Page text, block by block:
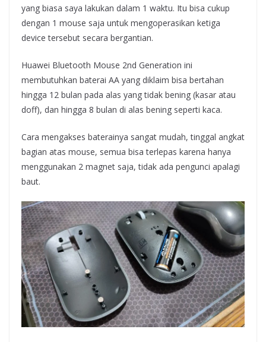
yang biasa saya lakukan dalam 1 waktu. Itu bisa cukup
dengan 1 mouse saja untuk mengoperasikan ketiga
device tersebut secara bergantian.
Huawei Bluetooth Mouse 2nd Generation ini
membutuhkan baterai AA yang diklaim bisa bertahan
hingga 12 bulan pada alas yang tidak bening (kasar atau
doff), dan hingga 8 bulan di alas bening seperti kaca.
Cara mengakses baterainya sangat mudah, tinggal angkat
bagian atas mouse, semua bisa terlepas karena hanya
menggunakan 2 magnet saja, tidak ada pengunci apalagi
baut.